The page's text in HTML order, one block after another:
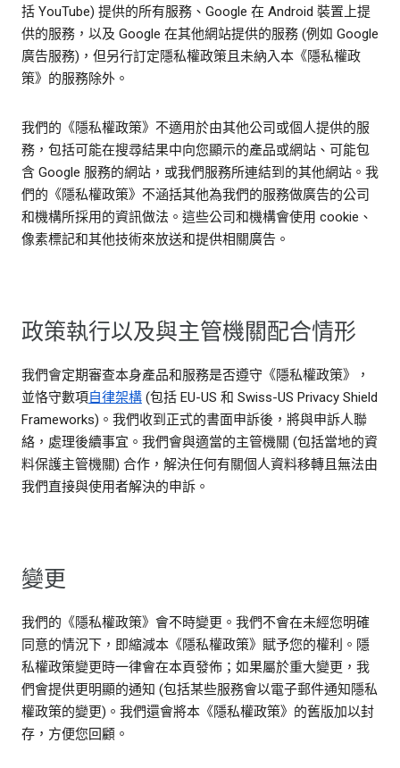
括 YouTube) 提供的所有服務、Google 在 Android 裝置上提
供的服務，以及 Google 在其他網站提供的服務 (例如 Google
廣告服務)，但另行訂定隱私權政策且未納入本《隱私權政
策》的服務除外。
我們的《隱私權政策》不適用於由其他公司或個人提供的服
務，包括可能在搜尋結果中向您顯示的產品或網站、可能包
含 Google 服務的網站，或我們服務所連結到的其他網站。我
們的《隱私權政策》不涵括其他為我們的服務做廣告的公司
和機構所採用的資訊做法。這些公司和機構會使用 cookie、
像素標記和其他技術來放送和提供相關廣告。
政策執行以及與主管機關配合情形
我們會定期審查本身產品和服務是否遵守《隱私權政策》，
並恪守數項自律架構 (包括 EU-US 和 Swiss-US Privacy Shield
Frameworks)。我們收到正式的書面申訴後，將與申訴人聯
絡，處理後續事宜。我們會與適當的主管機關 (包括當地的資
料保護主管機關) 合作，解決任何有關個人資料移轉且無法由
我們直接與使用者解決的申訴。
變更
我們的《隱私權政策》會不時變更。我們不會在未經您明確
同意的情況下，即縮減本《隱私權政策》賦予您的權利。隱
私權政策變更時一律會在本頁發佈；如果屬於重大變更，我
們會提供更明顯的通知 (包括某些服務會以電子郵件通知隱私
權政策的變更)。我們還會將本《隱私權政策》的舊版加以封
存，方便您回顧。